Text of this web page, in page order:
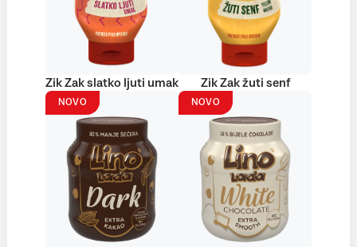
Zik Zak slatko ljuti umak Zik Zak žuti senf
NOVO NOVO